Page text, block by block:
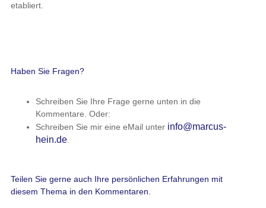
etabliert.
Haben Sie Fragen?
Schreiben Sie Ihre Frage gerne unten in die
Kommentare. Oder:
Schreiben Sie mir eine eMail unter info@marcus-
hein.de.
Teilen Sie gerne auch Ihre persönlichen Erfahrungen mit
diesem Thema in den Kommentaren.